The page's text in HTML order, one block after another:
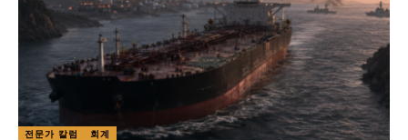
전문가 칼럼 회계